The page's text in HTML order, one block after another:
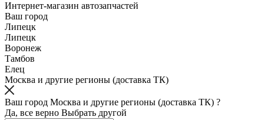
Интернет-магазин автозапчастей
Ваш город
Липецк
Липецк
Воронеж
Тамбов
Елец
Москва и другие регионы (доставка ТК)
Ваш город Москва и другие регионы (доставка ТК) ?
Да, все верно Выбрать другой